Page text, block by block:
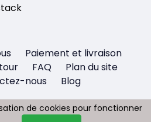
Paiement et livraison
FAQ
Plan du site
nous
Blog
de cookies pour fonctionner
de cookies pour fonctionner